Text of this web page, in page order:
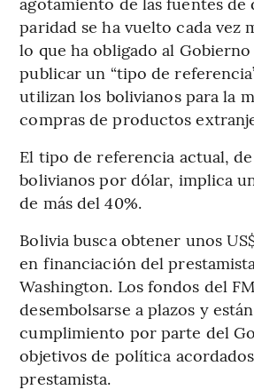
paridad se ha vuelto cada vez
lo que ha obligado al Gobierno
publicar un “tipo de
utilizan los bolivianos para la
compras de productos
El tipo de referencia actual,
bolivianos por dólar, implica
de más del 40%.
Bolivia busca obtener unos
en financiación del
Washington. Los fondos del
desembolsarse a plazos y
cumplimiento por parte del
objetivos de política
prestamista.